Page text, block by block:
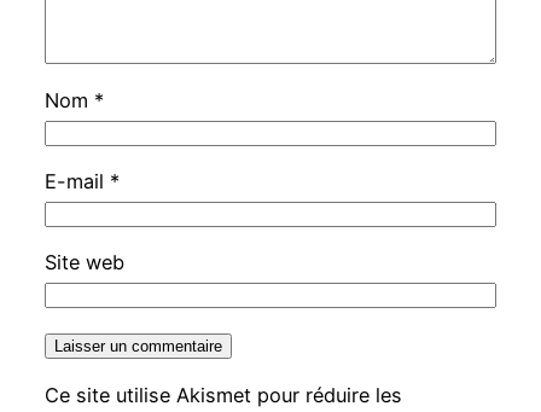
Nom *
E-mail *
Site web
Ce site utilise Akismet pour réduire les